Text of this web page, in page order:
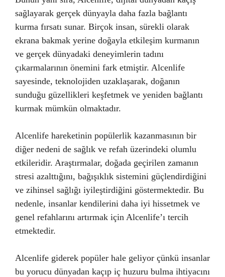
sağlayarak gerçek dünyayla daha fazla bağlantı
kurma fırsatı sunar. Birçok insan, sürekli olarak
ekrana bakmak yerine doğayla etkileşim kurmanın
ve gerçek dünyadaki deneyimlerin tadını
çıkarmalarının önemini fark etmiştir. Alcenlife
sayesinde, teknolojiden uzaklaşarak, doğanın
sunduğu güzellikleri keşfetmek ve yeniden bağlantı
kurmak mümkün olmaktadır.
Alcenlife hareketinin popülerlik kazanmasının bir
diğer nedeni de sağlık ve refah üzerindeki olumlu
etkileridir. Araştırmalar, doğada geçirilen zamanın
stresi azalttığını, bağışıklık sistemini güçlendirdiğini
ve zihinsel sağlığı iyileştirdiğini göstermektedir. Bu
nedenle, insanlar kendilerini daha iyi hissetmek ve
genel refahlarını artırmak için Alcenlife’ı tercih
etmektedir.
Alcenlife giderek popüler hale geliyor çünkü insanlar
bu yorucu dünyadan kaçıp iç huzuru bulma ihtiyacını